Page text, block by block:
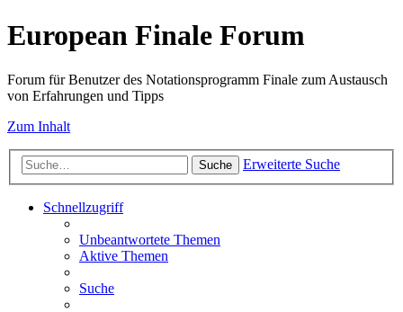
European Finale Forum
Forum für Benutzer des Notationsprogramm Finale zum Austausch
von Erfahrungen und Tipps
Zum Inhalt
Suche Erweiterte Suche
Schnellzugriff
Unbeantwortete Themen
Aktive Themen
Suche